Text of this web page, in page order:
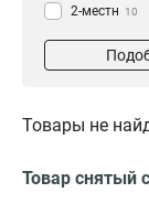
2-местн 10
Товары не
Товар снятый